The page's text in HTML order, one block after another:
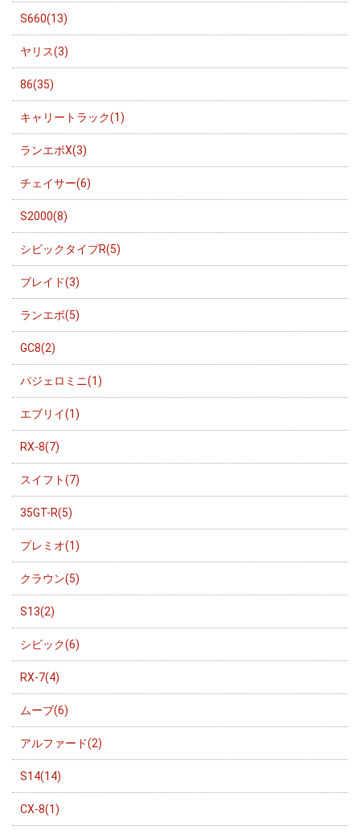
S660(13)
ヤリス(3)
86(35)
キャリートラック(1)
ランエボX(3)
チェイサー(6)
S2000(8)
シビックタイプR(5)
ブレイド(3)
ランエボ(5)
GC8(2)
パジェロミニ(1)
エブリイ(1)
RX-8(7)
スイフト(7)
35GT-R(5)
プレミオ(1)
クラウン(5)
S13(2)
シビック(6)
RX-7(4)
ムーブ(6)
アルファード(2)
S14(14)
CX-8(1)